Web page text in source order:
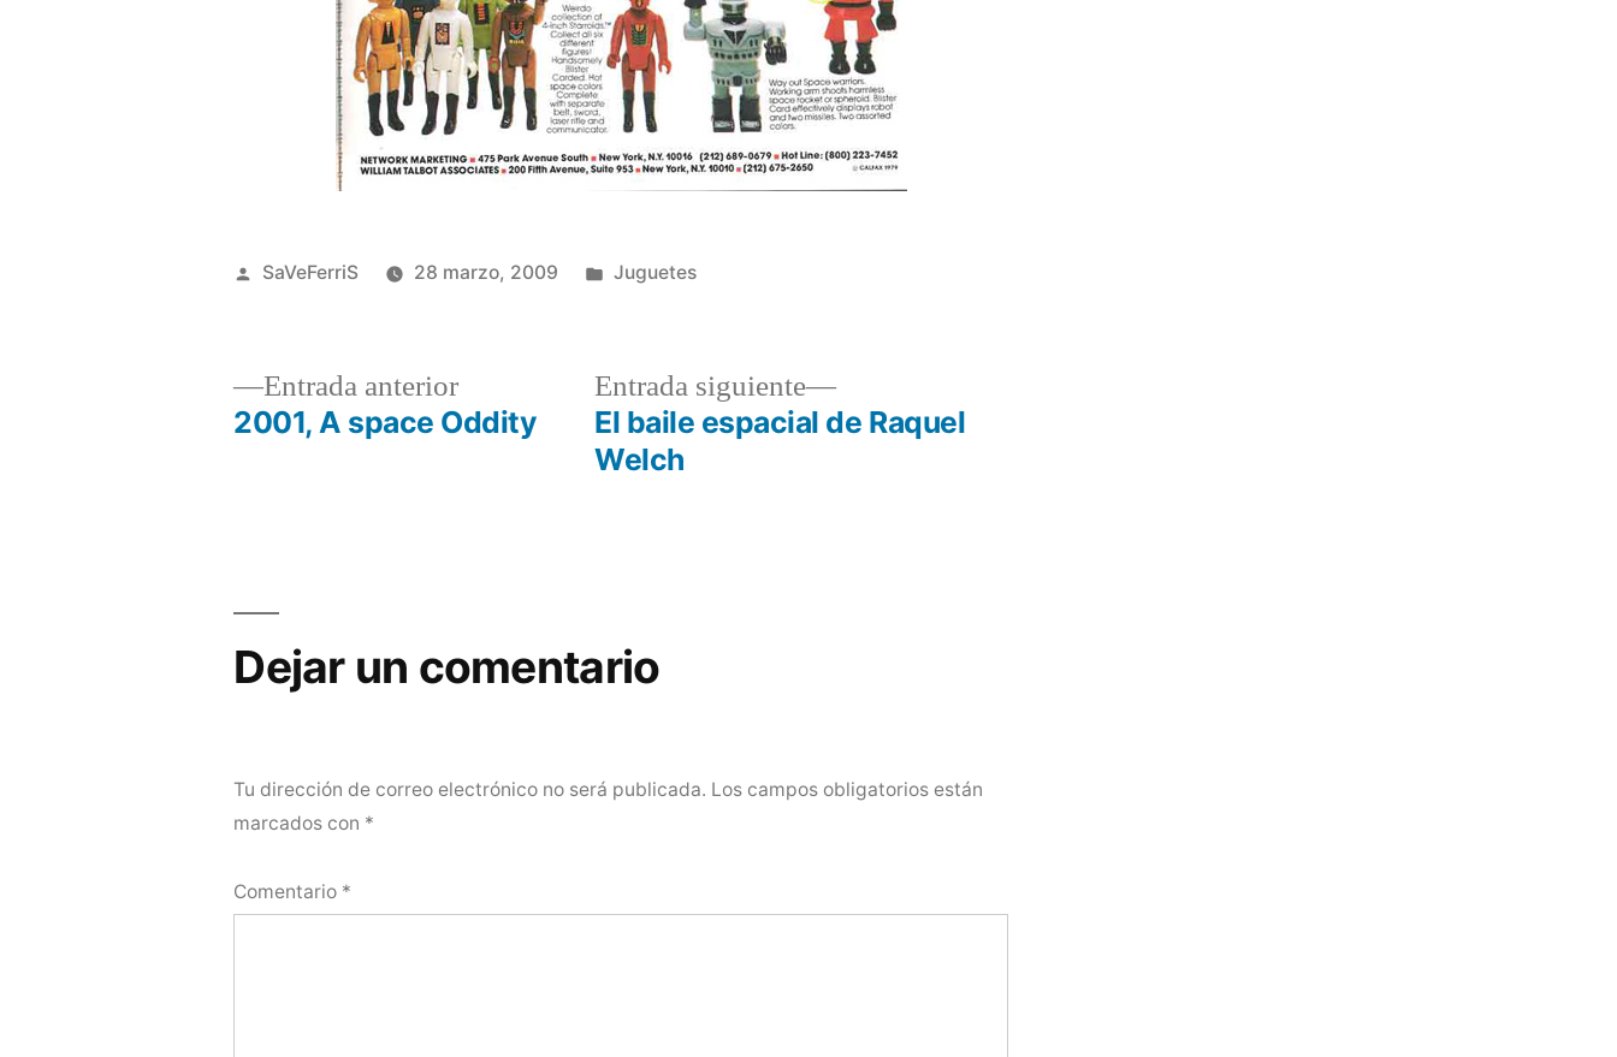
Publicado
SaVeFerriS 28 marzo, 2009
Publicado
Juguetes
Navegación
entradas
Entrada anteriorEntrada
anterior:
2001, A space Oddity
Entrada siguiente
Entrada
siguiente:
El baile espacial de Raquel
Welch
Dejar un comentario
Tu dirección de correo electrónico no será publicada. Los campos obligatorios están
marcados con *
Comentario *